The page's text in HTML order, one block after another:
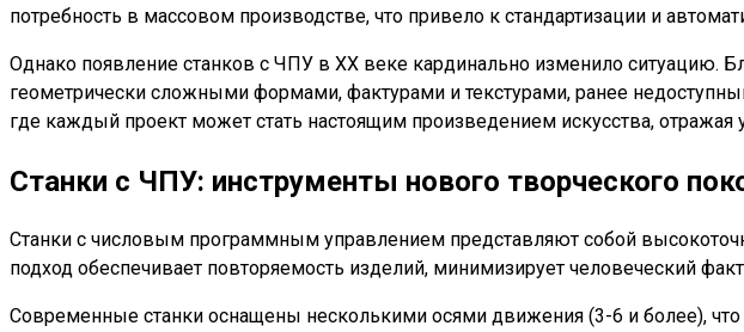
потребность в массовом производстве, что привело к стандартизации и
Однако появление станков с ЧПУ в XX веке кардинально изменило ситуацию.
геометрически сложными формами, фактурами и текстурами, ранее
где каждый проект может стать настоящим произведением искусства, отражая
Станки с ЧПУ: инструменты нового творческого
Станки с числовым программным управлением представляют собой
подход обеспечивает повторяемость изделий, минимизирует человеческий
Современные станки оснащены несколькими осями движения (3-6 и более),